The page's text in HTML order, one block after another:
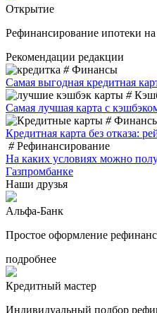
Открытие
Рефинансирование ипотеки
Рекомендации редакции
# Финансы
Самая выгодная кредитная
#
Самая лучшая карта с
#
Кредитная карта без отказа:
# Рефинансирование
На каких условиях можно
Газпромбанке
Наши друзья
Альфа-Банк
Простое оформление
подробнее
Кредитный мастер
Индивидуальный подбор